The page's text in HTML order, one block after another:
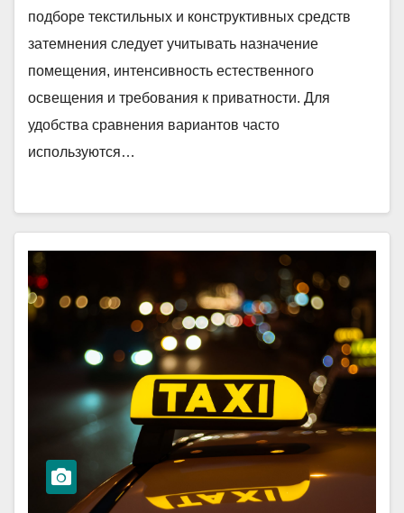
подборе текстильных и конструктивных средств
затемнения следует учитывать назначение
помещения, интенсивность естественного
освещения и требования к приватности. Для
удобства сравнения вариантов часто
используются…